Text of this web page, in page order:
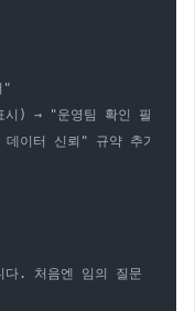
"
시) → "운영팀 확인 필요" 표
이터 신뢰" 규약 추가
다. 처음엔 임의 질문 → 4